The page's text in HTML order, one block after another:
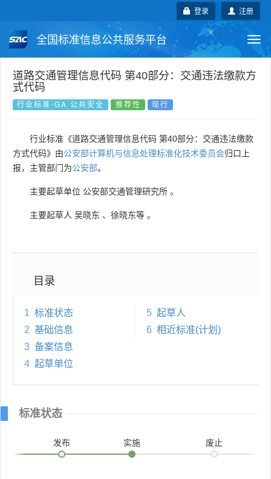
注册
登录
全国标准信息公共服务平台
国家标准 行业标准 地方标准
团体标准 企业标准
国外标准 技术委员会
道路交通管理信息代码 第40部分：交通违法缴款方
式代码
行业标准-GA 公共安全 推荐性 现行
行业标准《道路交通管理信息代码 第40部分：交通违法缴款
方式代码》由公安部计算机与信息处理标准化技术委员会归口上
报，主管部门为公安部。
主要起草单位 公安部交通管理研究所 。
主要起草人 吴晓东 、 徐晓东等 。
目录
1 标准状态
2 基础信息
3 备案信息
4 起草单位
5 起草人
6 相近标准(计划)
标准状态
发布 实施 废止